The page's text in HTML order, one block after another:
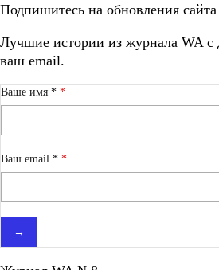
Подпишитесь на обновления
Лучшие истории из журнала WA c
ваш email.
Ваше имя *
Ваш email *
→